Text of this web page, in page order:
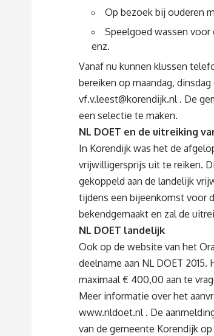
Op bezoek bij ouderen
Speelgoed wassen
enz.
Vanaf nu kunnen klussen
bereiken op maandag,
vf.v.leest@korendijk.nl. De
een selectie te maken.
NL DOET en de uitreiking
In Korendijk was het de
vrijwilligersprijs uit te reiken.
gekoppeld aan de landelijk
tijdens een bijeenkomst voor
bekendgemaakt en zal de
NL DOET landelijk
Ook op de website van het
deelname aan NL DOET
maximaal € 400,00 aan te
Meer informatie over het
www.nldoet.nl. De
van de gemeente Korendijk op